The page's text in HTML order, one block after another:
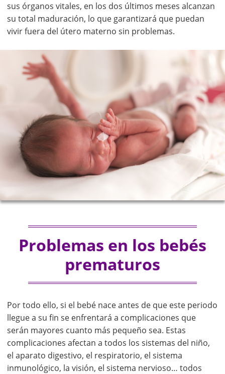
sus órganos vitales, en los dos últimos meses alcanzan
su total maduración, lo que garantizará que puedan
vivir fuera del útero materno sin problemas.
Problemas en los bebés
prematuros
Por todo ello, si el bebé nace antes de que este periodo
llegue a su fin se enfrentará a complicaciones que
serán mayores cuanto más pequeño sea. Estas
complicaciones afectan a todos los sistemas del niño,
el aparato digestivo, el respiratorio, el sistema
inmunológico, la visión, el sistema nervioso… todos